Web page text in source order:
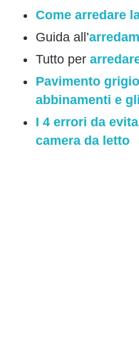
Come arredare
Guida all’
Tutto per
Pavimento
abbinamenti e
I 4 errori da
camera da letto